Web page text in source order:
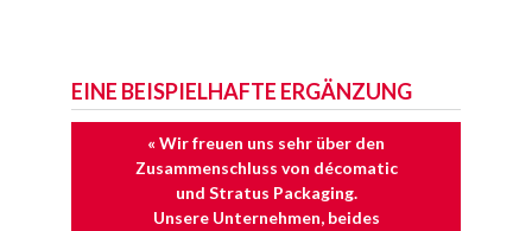
EINE BEISPIELHAFTE ERGÄNZUNG
« Wir freuen uns sehr über den
Zusammenschluss von décomatic
und Stratus Packaging.
Unsere Unternehmen, beides